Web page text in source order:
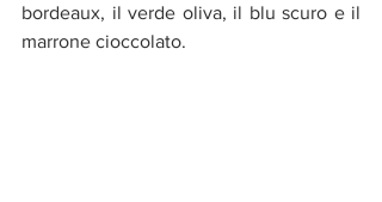
bordeaux, il verde oliva, il blu scuro e il
marrone cioccolato.